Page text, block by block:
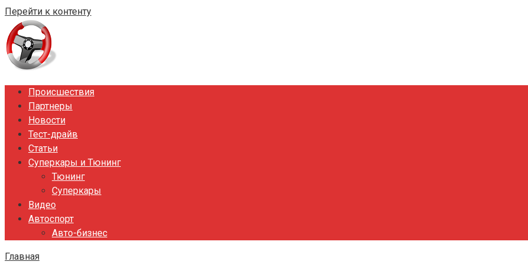
Перейти к контенту
Происшествия
Партнеры
Новости
Тест-драйв
Статьи
Суперкары и Тюнинг
Тюнинг
Суперкары
Видео
Автоспорт
Авто-бизнес
Главная